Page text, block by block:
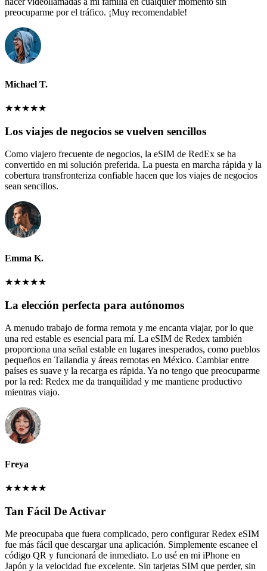
preocuparme por el tráfico. ¡Muy recomendable!
Michael T.
★★★★★
Los viajes de negocios se vuelven sencillos
Como viajero frecuente de negocios, la eSIM de RedEx se ha
convertido en mi solución preferida. La puesta en marcha rápida y la
cobertura transfronteriza confiable hacen que los viajes de negocios
sean sencillos.
Emma K.
★★★★★
La elección perfecta para autónomos
A menudo trabajo de forma remota y me encanta viajar, por lo que
una red estable es esencial para mí. La eSIM de Redex también
proporciona una señal estable en lugares inesperados, como pueblos
pequeños en Tailandia y áreas remotas en México. Cambiar entre
países es suave y la recarga es rápida. Ya no tengo que preocuparme
por la red: Redex me da tranquilidad y me mantiene productivo
mientras viajo.
Freya
★★★★★
Tan Fácil De Activar
Me preocupaba que fuera complicado, pero configurar Redex eSIM
fue más fácil que descargar una aplicación. Simplemente escanee el
código QR y funcionará de inmediato. Lo usé en mi iPhone en
Japón y la velocidad fue excelente. Sin tarjetas SIM que perder, sin